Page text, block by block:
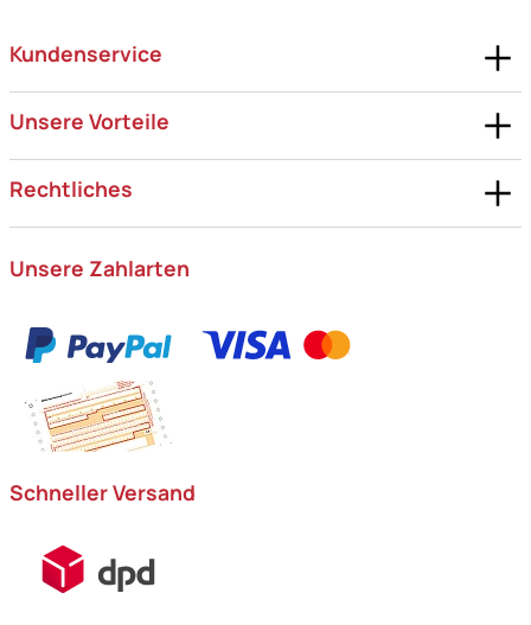
Kundenservice
Unsere Vorteile
Rechtliches
Unsere Zahlarten
Schneller Versand